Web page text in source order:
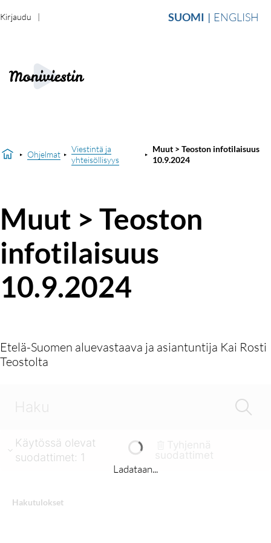
SUOMI ENGLISH
Kirjaudu
Ohjelmat
Viestintä ja
yhteisöllisyys
Muut > Teoston infotilaisuus
10.9.2024
Muut > Teoston
infotilaisuus
10.9.2024
Etelä-Suomen aluevastaava ja asiantuntija Kai Rosti
Teostolta
Käytössä olevat
suodattimet: 1
Hakutulokset
Ladataan...